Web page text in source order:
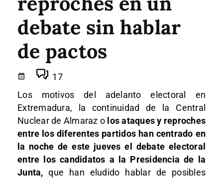
debate sin hablar
de pactos
17
Los motivos del adelanto electoral en
Extremadura, la continuidad de la Central
Nuclear de Almaraz o los ataques y reproches
entre los diferentes partidos han centrado en
la noche de este jueves el debate electoral
entre los candidatos a la Presidencia de la
Junta, que han eludido hablar de posibles